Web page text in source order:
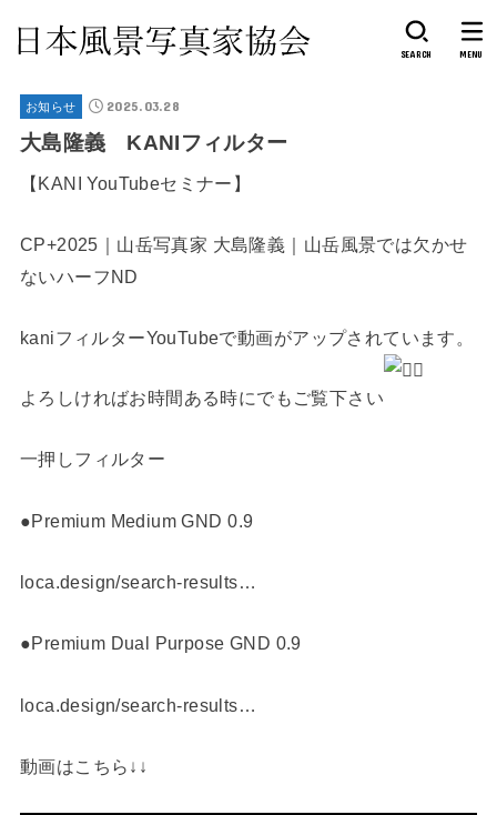
SEARCH MENU
お知らせ 2025.03.28
大島隆義 KANIフィルター
【KANI YouTubeセミナー】
CP+2025｜山岳写真家 大島隆義｜山岳風景では欠かせ
ないハーフND
kaniフィルターYouTubeで動画がアップされています。
よろしければお時間ある時にでもご覧下さい
一押しフィルター
●Premium Medium GND 0.9
loca.design/search-results…
●Premium Dual Purpose GND 0.9
loca.design/search-results…
動画はこちら↓↓